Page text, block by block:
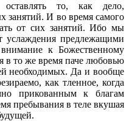
то, как дело,
занятий. И во время самого
от сих занятий. Ибо мы
услаждения предлежащими
к Божественному
в то же время паче любовью
необходимых. Да и вообще
как тленное, когда
прикованным к благам
пребывания в теле вкушая